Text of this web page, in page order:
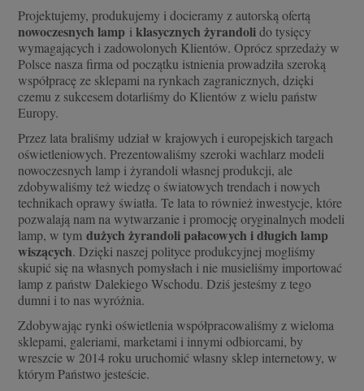
Projektujemy, produkujemy i docieramy z autorską ofertą
nowoczesnych lamp i klasycznych żyrandolido tysięcy
wymagających i zadowolonych Klientów. Oprócz sprzedaży w
Polsce nasza firma od początku istnienia prowadziła szeroką
współpracę ze sklepami na rynkach zagranicznych, dzięki
czemu z sukcesem dotarliśmy do Klientów z wielu państw
Europy.
Przez lata braliśmy udział w krajowych i europejskich targach
oświetleniowych. Prezentowaliśmy szeroki wachlarz modeli
nowoczesnych lamp i żyrandoli własnej produkcji, ale
zdobywaliśmy też wiedzę o światowych trendach i nowych
technikach oprawy światła. Te lata to również inwestycje, które
pozwalają nam na wytwarzanie i promocję oryginalnych modeli
lamp, w tym dużych żyrandoli pałacowych i długich lamp
wiszących. Dzięki naszej polityce produkcyjnej mogliśmy
skupić się na własnych pomysłach i nie musieliśmy importować
lamp z państw Dalekiego Wschodu. Dziś jesteśmy z tego
dumni i to nas wyróżnia.
Zdobywając rynki oświetlenia współpracowaliśmy z wieloma
sklepami, galeriami, marketami i innymi odbiorcami, by
wreszcie w 2014 roku uruchomić własny sklep internetowy, w
którym Państwo jesteście.